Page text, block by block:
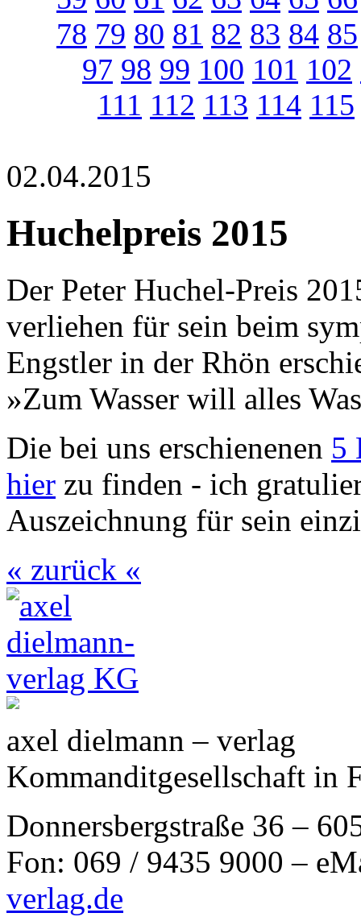
78 79 80 81 82 83 84 85
97 98 99 100 101 102
111 112 113 114 115
02.04.2015
Huchelpreis 2015
Der Peter Huchel-Preis
verliehen für sein beim
Engstler in der Rhön
»Zum Wasser will alles
Die bei uns erschienenen 5
hier zu finden - ich
Auszeichnung für sein
« zurück «
axel dielmann – verlag
Kommanditgesellschaft in
Donnersbergstraße 36 –
Fon: 069 / 9435 9000 –
verlag.de